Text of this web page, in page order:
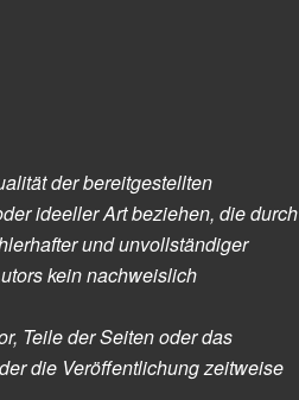
der bereitgestellten
ideeller Art beziehen, die durch
und unvollständiger
kein nachweislich
Teile der Seiten oder das
die Veröffentlichung zeitweise